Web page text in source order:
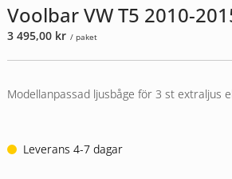
Voolbar VW T5 2010-
3 495,00 kr / paket
Modellanpassad ljusbåge för 3 st extraljus
Leverans 4-7 dagar